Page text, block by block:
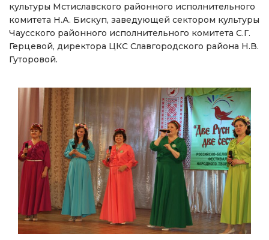
культуры Мстиславского районного исполнительного
комитета Н.А. Бискуп, заведующей сектором культуры
Чаусского районного исполнительного комитета С.Г.
Герцевой, директора ЦКС Славгородского района Н.В.
Гуторовой.